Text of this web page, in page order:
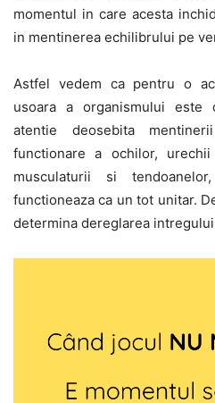
momentul in care acesta
in mentinerea echilibrului pe
Astfel vedem ca pentru o
usoara a organismului este
atentie deosebita
functionare a ochilor,
musculaturii si
functioneaza ca un tot unitar.
determina dereglarea